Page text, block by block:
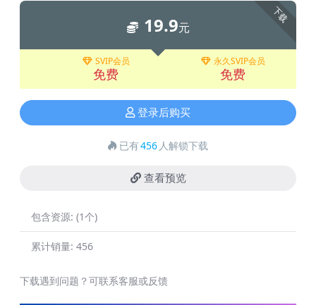
下载
19.9元
SVIP会员
免费
永久SVIP会员
免费
登录后购买
已有456 人解锁下载
查看预览
包含资源: (1个)
累计销量: 456
下载遇到问题？可联系客服或反馈